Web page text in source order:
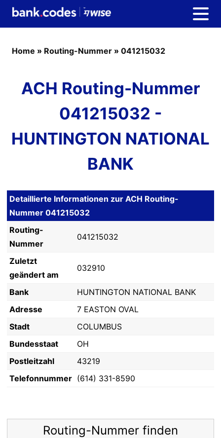
Home » Routing-Nummer » 041215032
ACH Routing-Nummer
041215032 -
HUNTINGTON NATIONAL
BANK
Detaillierte Informationen zur ACH Routing-
Nummer 041215032
Routing-
Nummer
041215032
Zuletzt
geändert am
032910
Bank
HUNTINGTON NATIONAL BANK
Adresse
7 EASTON OVAL
Stadt
COLUMBUS
Bundesstaat
OH
Postleitzahl
43219
Telefonnummer (614) 331-8590
Routing-Nummer finden